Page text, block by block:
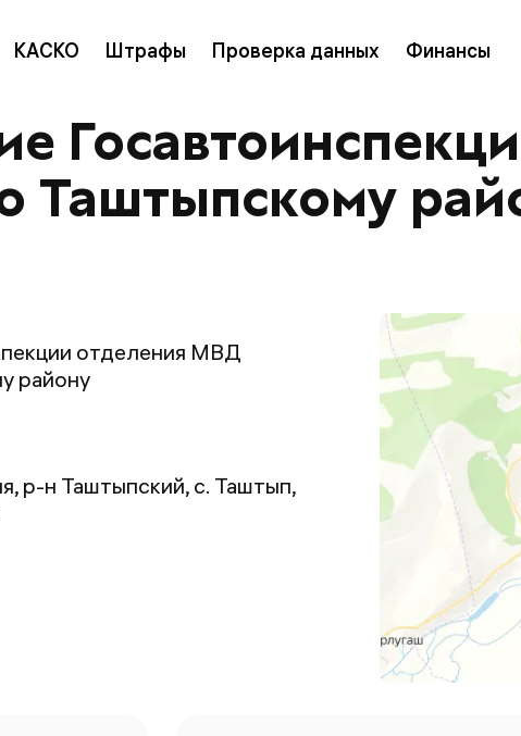
КАСКО Штрафы Проверка данных Финансы
Таштыпскому
отделения МВД
району
р-н Таштыпский, с. Таштып,